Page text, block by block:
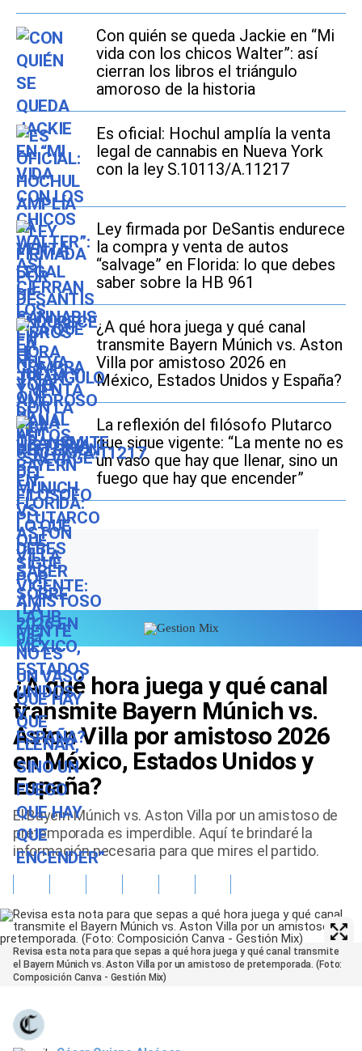
Con quién se queda Jackie en “Mi
vida con los chicos Walter”: así
cierran los libros el triángulo
amoroso de la historia
Es oficial: Hochul amplía la venta
legal de cannabis en Nueva York
con la ley S.10113/A.11217
Ley firmada por DeSantis endurece
la compra y venta de autos
“salvage” en Florida: lo que debes
saber sobre la HB 961
¿A qué hora juega y qué canal
transmite Bayern Múnich vs. Aston
Villa por amistoso 2026 en
México, Estados Unidos y España?
La reflexión del filósofo Plutarco
que sigue vigente: “La mente no es
un vaso que hay que llenar, sino un
fuego que hay que encender”